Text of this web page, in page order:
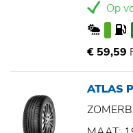
Op
€ 59,59
ATLAS